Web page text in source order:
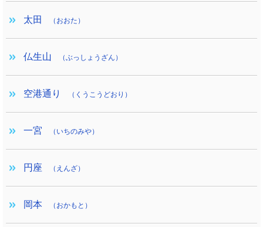
太田 （おおた）
仏生山 （ぶっしょうざん）
空港通り （くうこうどおり）
一宮 （いちのみや）
円座 （えんざ）
岡本 （おかもと）